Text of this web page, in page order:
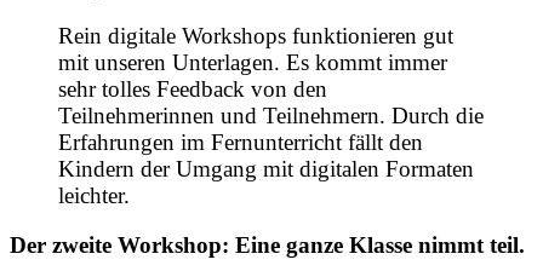
Rein digitale Workshops funktionieren gut
mit unseren Unterlagen. Es kommt immer
sehr tolles Feedback von den
Teilnehmerinnen und Teilnehmern. Durch die
Erfahrungen im Fernunterricht fällt den
Kindern der Umgang mit digitalen Formaten
leichter.
Der zweite Workshop: Eine ganze Klasse nimmt teil.